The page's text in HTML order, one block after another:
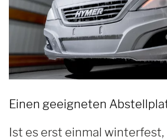
Einen geeigneten
Ist es erst einmal